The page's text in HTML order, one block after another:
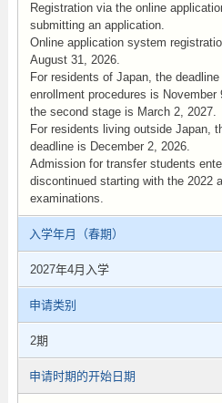
Registration via the online
submitting an application.
Online application system
August 31, 2026.
For residents of Japan, the
enrollment procedures is
the second stage is March 2, 2027.
For residents living outside Japan,
deadline is December 2, 2026.
Admission for transfer students
discontinued starting with the 2022
examinations.
入学年月（春期）
2027年4月入学
申请类别
2期
申请时期的开始日期